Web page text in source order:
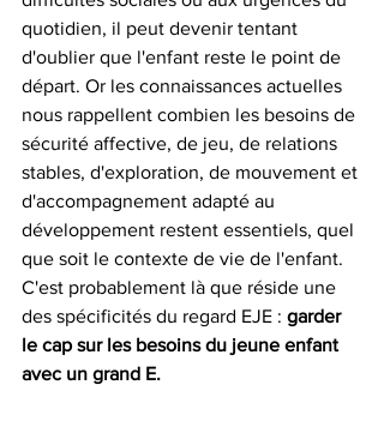
quotidien, il peut devenir tentant
d'oublier que l'enfant reste le point de
départ. Or les connaissances actuelles
nous rappellent combien les besoins de
sécurité affective, de jeu, de relations
stables, d'exploration, de mouvement et
d'accompagnement adapté au
développement restent essentiels, quel
que soit le contexte de vie de l'enfant.
C'est probablement là que réside une
des spécificités du regard EJE : garder
le cap sur les besoins du jeune enfant
avec un grand E.